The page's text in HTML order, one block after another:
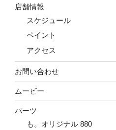
店舗情報
スケジュール
ペイント
アクセス
お問い合わせ
ムービー
パーツ
も。オリジナル 880